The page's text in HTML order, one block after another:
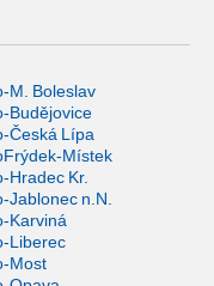
M. Boleslav
Budějovice
Česká Lípa
Místek
Hradec Kr.
Jablonec n.N.
Karviná
Liberec
Most